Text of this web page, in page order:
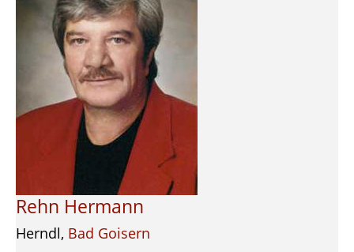
Rehn Hermann
Herndl, Bad Goisern